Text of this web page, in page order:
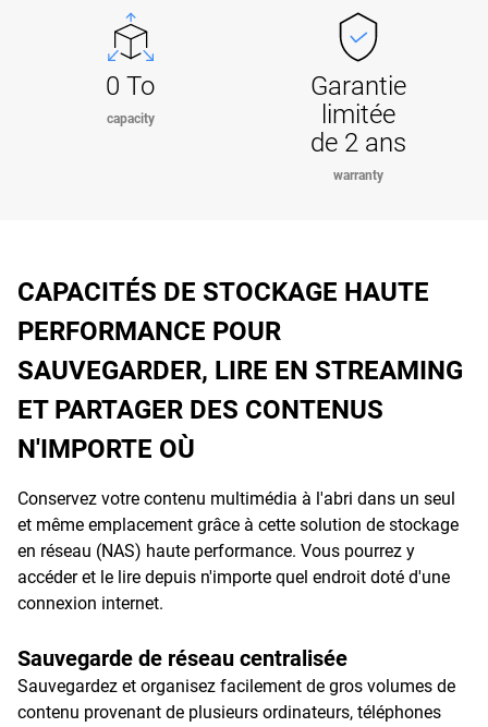
0 To
capacity
Garantie
limitée
de 2 ans
warranty
CAPACITÉS DE STOCKAGE HAUTE
PERFORMANCE POUR
SAUVEGARDER, LIRE EN STREAMING
ET PARTAGER DES CONTENUS
N'IMPORTE OÙ
Conservez votre contenu multimédia à l'abri dans un seul
et même emplacement grâce à cette solution de stockage
en réseau (NAS) haute performance. Vous pourrez y
accéder et le lire depuis n'importe quel endroit doté d'une
connexion internet.
Sauvegarde de réseau centralisée
Sauvegardez et organisez facilement de gros volumes de
contenu provenant de plusieurs ordinateurs, téléphones